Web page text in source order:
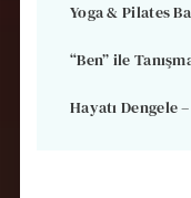
Yoga & Pilates
“Ben” ile
Hayatı Dengele